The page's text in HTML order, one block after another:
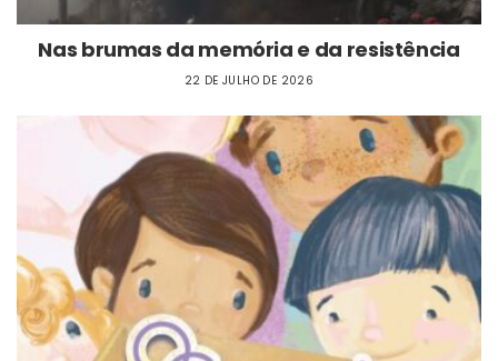
Nas brumas da memória e da resistência
22 DE JULHO DE 2026